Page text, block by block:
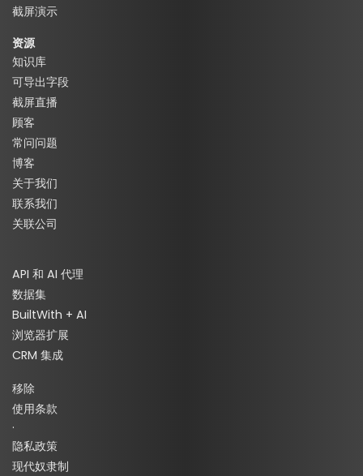
截屏演示
资源
知识库
可导出字段
截屏直播
顾客
常问问题
博客
关于我们
联系我们
关联公司
API 和 AI 代理
数据集
BuiltWith + AI
浏览器扩展
CRM 集成
移除
使用条款
·
隐私政策
现代奴隶制